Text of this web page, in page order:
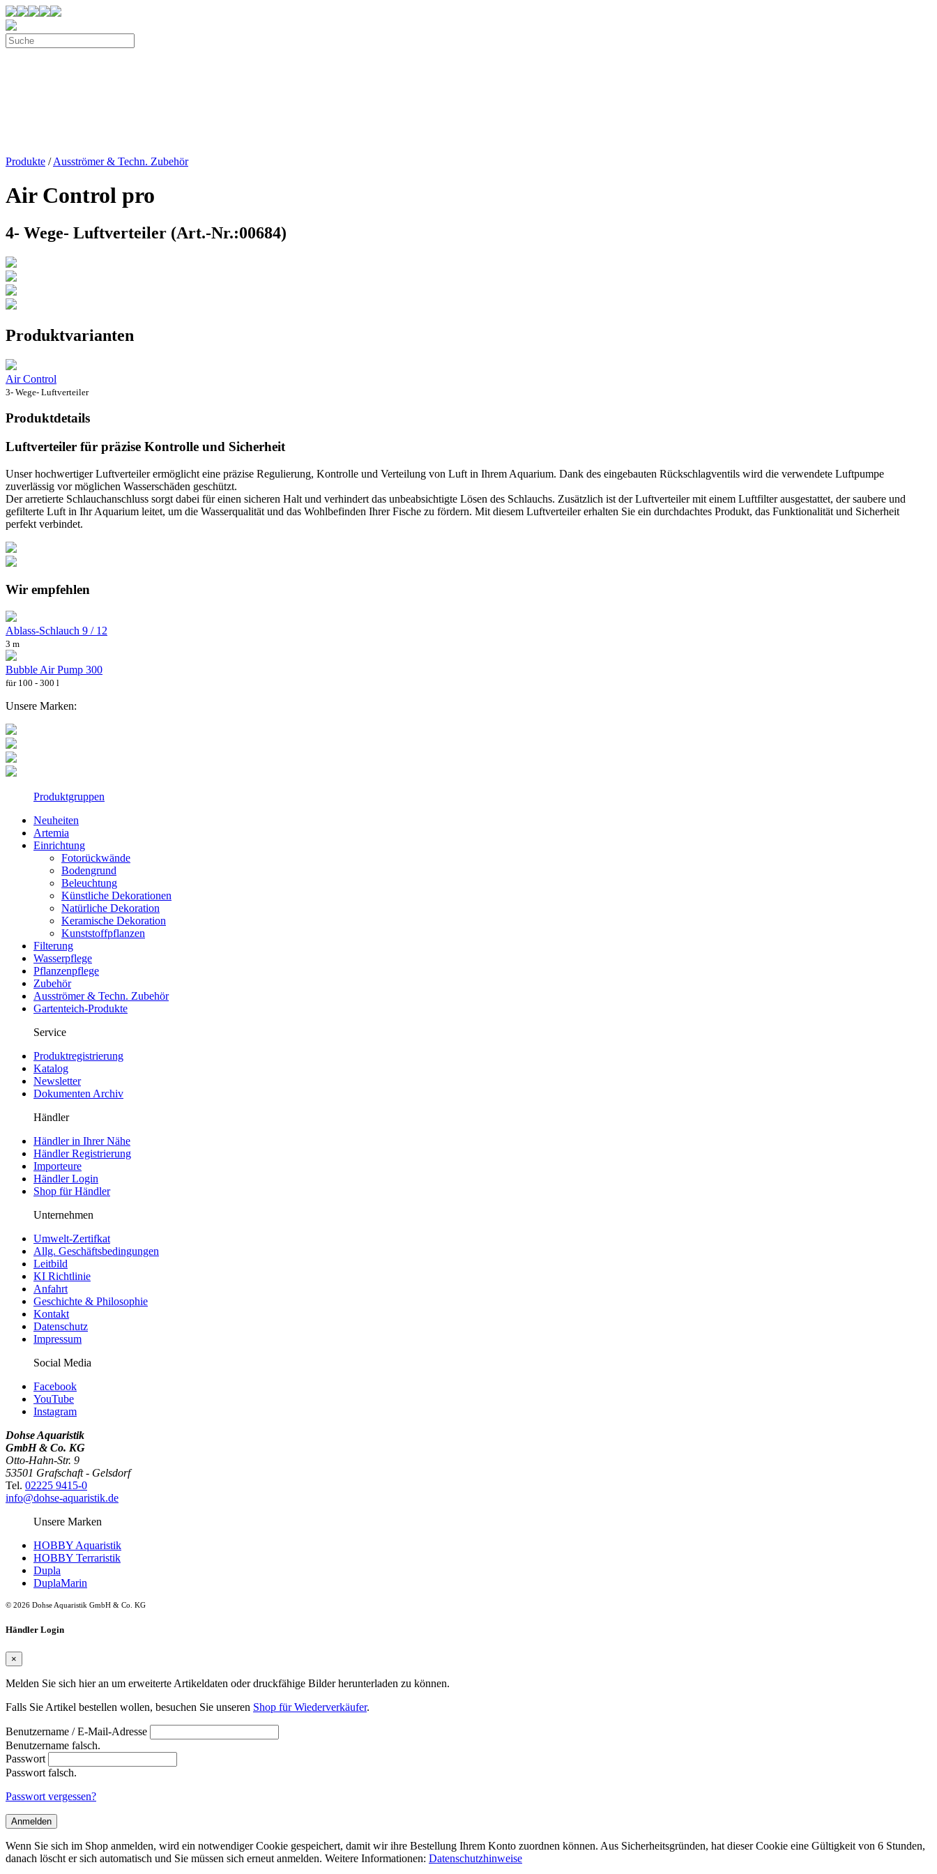
Produkte /Ausströmer & Techn. Zubehör
Air Control pro
4- Wege- Luftverteiler (Art.-Nr.:00684)
Produktvarianten
Air Control
3- Wege- Luftverteiler
Produktdetails
Luftverteiler für präzise Kontrolle und Sicherheit
Unser hochwertiger Luftverteiler ermöglicht eine präzise Regulierung, Kontrolle und Verteilung von Luft in Ihrem Aquarium. Dank des eingebauten Rückschlagventils wird die verwendete Luftpumpe
zuverlässig vor möglichen Wasserschäden geschützt.
Der arretierte Schlauchanschluss sorgt dabei für einen sicheren Halt und verhindert das unbeabsichtigte Lösen des Schlauchs. Zusätzlich ist der Luftverteiler mit einem Luftfilter ausgestattet, der saubere und
gefilterte Luft in Ihr Aquarium leitet, um die Wasserqualität und das Wohlbefinden Ihrer Fische zu fördern. Mit diesem Luftverteiler erhalten Sie ein durchdachtes Produkt, das Funktionalität und Sicherheit
perfekt verbindet.
Wir empfehlen
Ablass-Schlauch 9 / 12
3 m
Bubble Air Pump 300
für 100 - 300 l
Unsere Marken:
Produktgruppen
Neuheiten
Artemia
Einrichtung
Fotorückwände
Bodengrund
Beleuchtung
Künstliche Dekorationen
Natürliche Dekoration
Keramische Dekoration
Kunststoffpflanzen
Filterung
Wasserpflege
Pflanzenpflege
Zubehör
Ausströmer & Techn. Zubehör
Gartenteich-Produkte
Service
Produktregistrierung
Katalog
Newsletter
Dokumenten Archiv
Händler
Händler in Ihrer Nähe
Händler Registrierung
Importeure
Händler Login
Shop für Händler
Unternehmen
Umwelt-Zertifkat
Allg. Geschäftsbedingungen
Leitbild
KI Richtlinie
Anfahrt
Geschichte & Philosophie
Kontakt
Datenschutz
Impressum
Social Media
Facebook
YouTube
Instagram
Dohse Aquaristik
GmbH & Co. KG
Otto-Hahn-Str. 9
53501 Grafschaft - Gelsdorf
Tel. 02225 9415-0
info@dohse-aquaristik.de
Unsere Marken
HOBBY Aquaristik
HOBBY Terraristik
Dupla
DuplaMarin
© 2026 Dohse Aquaristik GmbH & Co. KG
Händler Login
×
Melden Sie sich hier an um erweiterte Artikeldaten oder druckfähige Bilder herunterladen zu können.
Falls Sie Artikel bestellen wollen, besuchen Sie unseren Shop für Wiederverkäufer.
Benutzername / E-Mail-Adresse
Benutzername falsch.
Passwort
Passwort falsch.
Passwort vergessen?
Anmelden
Wenn Sie sich im Shop anmelden, wird ein notwendiger Cookie gespeichert, damit wir ihre Bestellung Ihrem Konto zuordnen können. Aus Sicherheitsgründen, hat dieser Cookie eine Gültigkeit von 6 Stunden,
danach löscht er sich automatisch und Sie müssen sich erneut anmelden. Weitere Informationen: Datenschutzhinweise